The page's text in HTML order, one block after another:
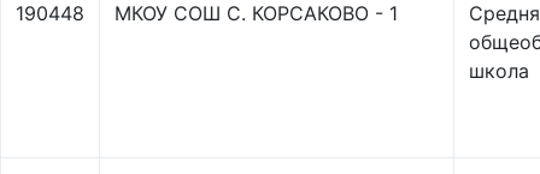
190448 МКОУ СОШ С. КОРСАКОВО - 1
школа